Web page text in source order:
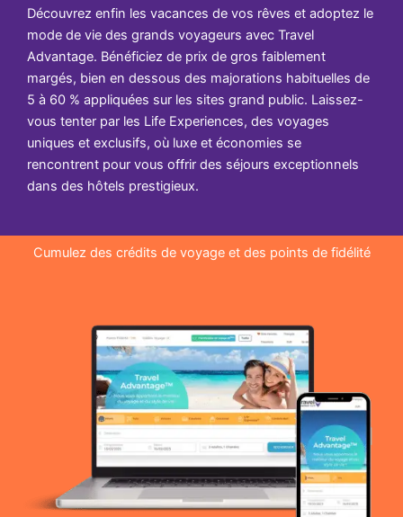
Découvrez enfin les vacances de vos rêves et adoptez le
mode de vie des grands voyageurs avec Travel
Advantage. Bénéficiez de prix de gros faiblement
margés, bien en dessous des majorations habituelles de
5 à 60 % appliquées sur les sites grand public. Laissez-
vous tenter par les Life Experiences, des voyages
uniques et exclusifs, où luxe et économies se
rencontrent pour vous offrir des séjours exceptionnels
dans des hôtels prestigieux.
Cumulez des crédits de voyage et des points de fidélité